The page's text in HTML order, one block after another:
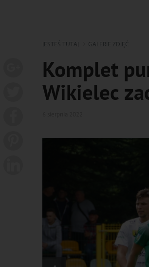
JESTEŚ TUTAJ GALERIE ZDJĘĆ
Komplet
Wikielec